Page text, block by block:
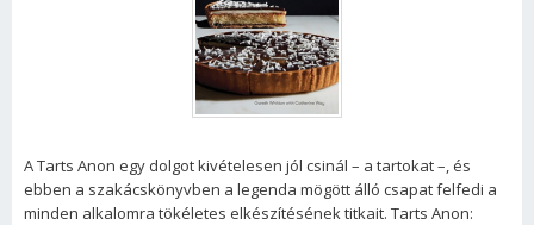
A Tarts Anon egy dolgot kivételesen jól csinál – a tartokat –, és
ebben a szakácskönyvben a legenda mögött álló csapat felfedi a
minden alkalomra tökéletes elkészítésének titkait. Tarts Anon: